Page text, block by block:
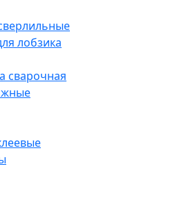
лобзика
сварочная